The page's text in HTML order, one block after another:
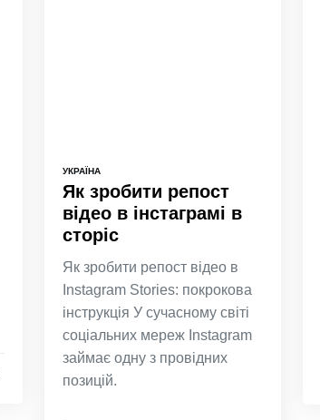
УКРАЇНА
Як зробити репост
відео в інстаграмі в
сторіс
Як зробити репост відео в
Instagram Stories: покрокова
інструкція У сучасному світі
соціальних мереж Instagram
займає одну з провідних
позицій.